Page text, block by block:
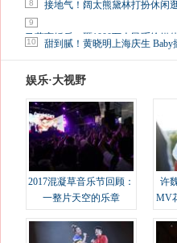
8 接地气！阔太熊黛林打扮休闲
9
马蓉离婚后，砸1000万人民币给媒
10 甜到腻！黄晓明上海庆生 Baby
娱乐·大视野
2017混凝草音乐节回顾：
一整片天空的乐章
许
MV